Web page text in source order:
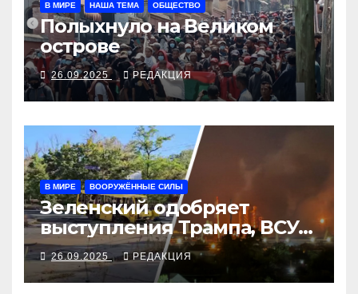
В МИРЕ НАША ТЕМА ОБЩЕСТВО
Полыхнуло на Великом
острове
26.09.2025 РЕДАКЦИЯ
В МИРЕ ВООРУЖЁННЫЕ СИЛЫ
Зеленский одобряет
выступления Трампа, ВСУ
закрыли Добропольский
рубеж
26.09.2025 РЕДАКЦИЯ